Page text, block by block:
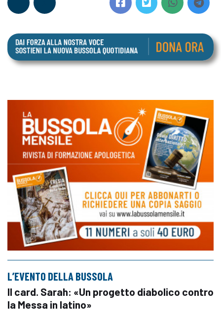
L’EVENTO DELLA BUSSOLA
Il card. Sarah: «Un progetto diabolico contro
la Messa in latino»